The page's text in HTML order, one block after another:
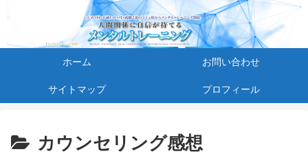
ホーム お問い合わせ
サイトマップ プロフィール
カウンセリング感想